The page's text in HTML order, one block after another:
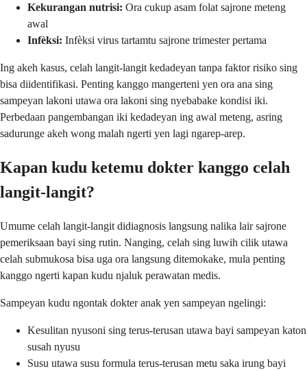
Kekurangan nutrisi: Ora cukup asam folat sajrone meteng
awal
Infèksi: Infèksi virus tartamtu sajrone trimester pertama
Ing akeh kasus, celah langit-langit kedadeyan tanpa faktor risiko sing
bisa diidentifikasi. Penting kanggo mangerteni yen ora ana sing
sampeyan lakoni utawa ora lakoni sing nyebabake kondisi iki.
Perbedaan pangembangan iki kedadeyan ing awal meteng, asring
sadurunge akeh wong malah ngerti yen lagi ngarep-arep.
Kapan kudu ketemu dokter kanggo celah
langit-langit?
Umume celah langit-langit didiagnosis langsung nalika lair sajrone
pemeriksaan bayi sing rutin. Nanging, celah sing luwih cilik utawa
celah submukosa bisa uga ora langsung ditemokake, mula penting
kanggo ngerti kapan kudu njaluk perawatan medis.
Sampeyan kudu ngontak dokter anak yen sampeyan ngelingi:
Kesulitan nyusoni sing terus-terusan utawa bayi sampeyan katon
susah nyusu
Susu utawa susu formula terus-terusan metu saka irung bayi